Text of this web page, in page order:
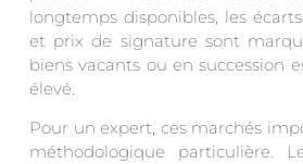
longtemps disponibles, les
et prix de signature sont
biens vacants ou en succession
élevé.
Pour un expert, ces marchés
méthodologique particulière.